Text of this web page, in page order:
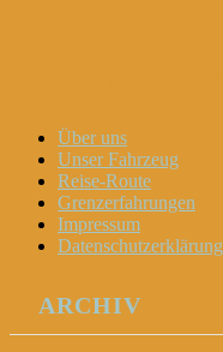
Menu
Widgets
Search
Skip
content
Über uns
Unser Fahrzeug
Reise-Route
Grenzerfahrungen
Impressum
Datenschutzerklärung
ARCHIV